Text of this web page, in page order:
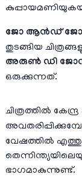
ജോ ആൻഡ് ജോ
തുടങ്ങിയ
അരുൺ ഡി
ഒരുക്കുന്നത്.
ചിത്രത്തിൽ
വേഷത്തിൽ
ഭാഗമാകുന്നുണ്ട്.